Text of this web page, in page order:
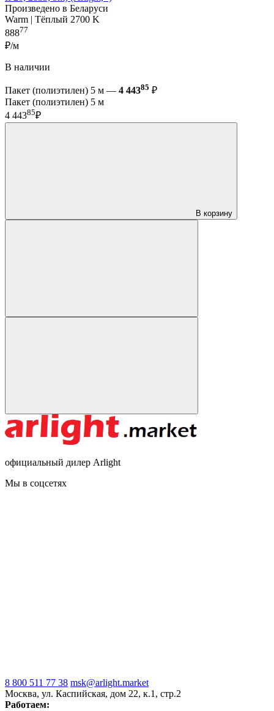
Произведено в Беларуси
Warm | Тёплый 2700 K
88877
₽/м
В наличии
Пакет (полиэтилен) 5 м — 4 44385 ₽
Пакет (полиэтилен) 5 м
4 44385₽
В корзину
официальный дилер Arlight
Мы в соцсетях
8 800 511 77 38 msk@arlight.market
Москва, ул. Каспийская, дом 22, к.1, стр.2
Работаем: